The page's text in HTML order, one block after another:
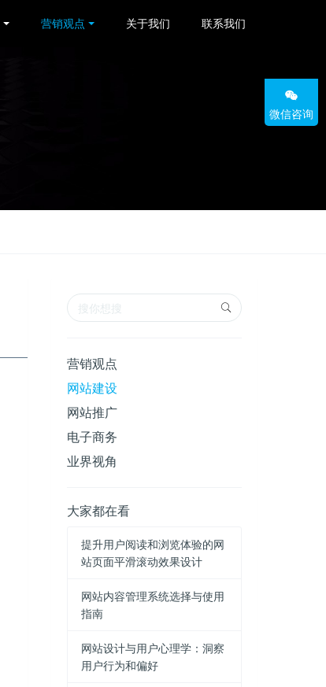
营销观点 关于我们 联系我们
营销观点
网站建设
网站推广
电子商务
业界视角
大家都在看
提升用户阅读和浏览体验的网
站页面平滑滚动效果设计
网站内容管理系统选择与使用
指南
网站设计与用户心理学：洞察
用户行为和偏好
微信咨询